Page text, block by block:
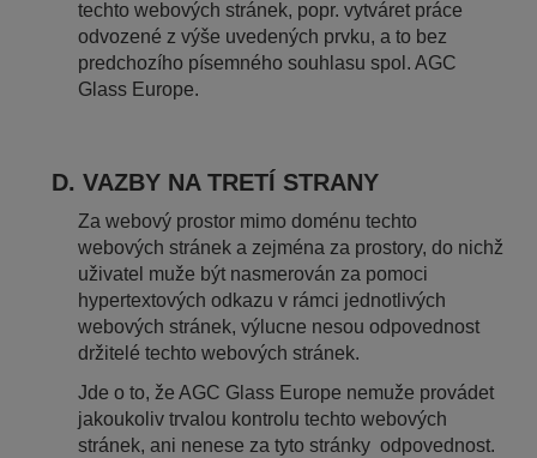
techto webových stránek, popr. vytváret práce
odvozené z výše uvedených prvku, a to bez
predchozího písemného souhlasu spol. AGC
Glass Europe.
D. VAZBY NA TRETÍ STRANY
Za webový prostor mimo doménu techto
webových stránek a zejména za prostory, do nichž
uživatel muže být nasmerován za pomoci
hypertextových odkazu v rámci jednotlivých
webových stránek, výlucne nesou odpovednost
držitelé techto webových stránek.
Jde o to, že AGC Glass Europe nemuže provádet
jakoukoliv trvalou kontrolu techto webových
stránek, ani nenese za tyto stránky odpovednost.